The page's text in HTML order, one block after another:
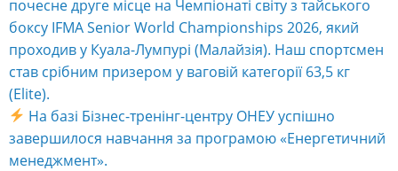
почесне друге місце на Чемпіонаті світу з тайського
боксу IFMA Senior World Championships 2026, який
проходив у Куала-Лумпурі (Малайзія). Наш спортсмен
став срібним призером у ваговій категорії 63,5 кг
(Elite).
На базі Бізнес-тренінг-центру ОНЕУ успішно
завершилося навчання за програмою «Енергетичний
менеджмент».